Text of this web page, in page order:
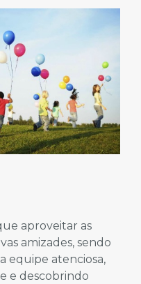
aproveitar as
amizades, sendo
equipe atenciosa,
e descobrindo